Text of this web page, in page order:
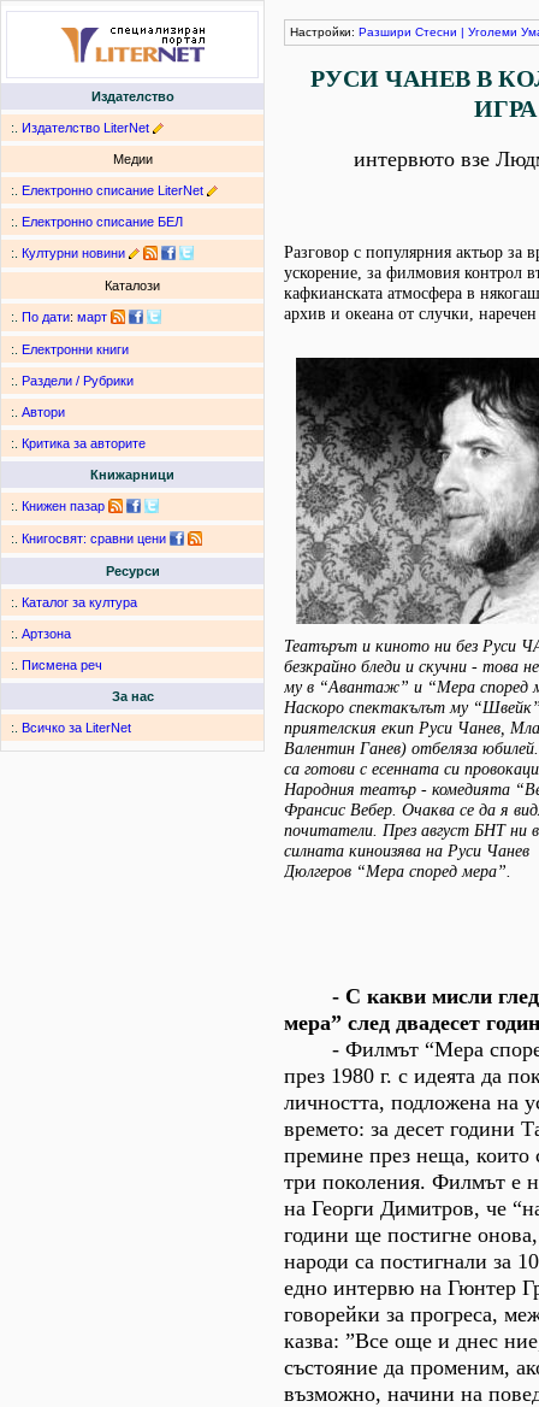
Издателство
:. Издателство LiterNet
Медии
:. Електронно списание LiterNet
:. Електронно списание БЕЛ
:. Културни новини
Каталози
:. По дати: март
:. Електронни книги
:. Раздели / Рубрики
:. Автори
:. Критика за авторите
Книжарници
:. Книжен пазар
:. Книгосвят: сравни цени
Ресурси
:. Каталог за култура
:. Артзона
:. Писмена реч
За нас
:. Всичко за LiterNet
Настройки: Разшири Стесни | Уголеми
РУСИ ЧАНЕВ В
ИГРА
интервюто взе
Разговор с популярния актьор за
ускорение, за филмовия контрол
кафкианската атмосфера в
архив и океана от случки,
Театърът и киното ни без Руси
безкрайно бледи и скучни - това
му в “Авантаж” и “Мера според
Наскоро спектакълът му
приятелския екип Руси Чанев,
Валентин Ганев) отбеляза
са готови с есенната си
Народния театър - комедията
Франсис Вебер. Очаква се да я
почитатели. През август БНТ ни
силната киноизява на Руси
Дюлгеров “Мера според мера”.
- С какви мисли
мера” след двадесет
- Филмът “Мера
през 1980 г. с идеята да
личността, подложена на
времето: за десет години
премине през неща, които
три поколения. Филмът е
на Георги Димитров, че
години ще постигне
народи са постигнали за
едно интервю на Гюнтер
говорейки за прогреса,
казва: ”Все още и днес
състояние да променим,
възможно, начини на